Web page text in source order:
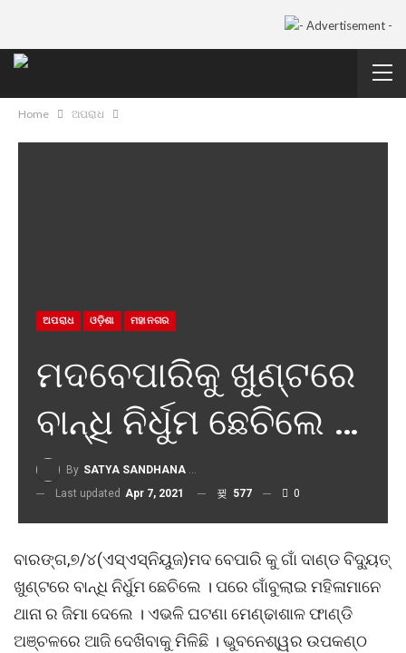
Home ଅପରାଧ
ଅପରାଧ ଓଡ଼ିଶା ମହାନଗର
ମଦବେପାରିକୁ ଖୁଣ୍ଟରେ
ବାନ୍ଧି ନିର୍ଧୁମ ଛେଚିଲେ …
By SATYA SANDHANA DESK
Last updated Apr 7, 2021 577 0
ବାରଙ୍ଗ,୭/୪(ଏସ୍‌ଏସ୍‌ନିୟୁଜ)ମଦ ବେପାରି କୁ ଗାଁ ଦାଣ୍ଡ ବିଦ୍ୟୁତ୍
ଖୁଣ୍ଟରେ ବାନ୍ଧି ନିର୍ଧୁମ ଛେଚିଲେ । ପରେ ଗାଁବୁଲାଇ ମହିଳାମାନେ
ଥାନା ର ଜିମା ଦେଲେ । ଏଭଳି ଘଟଣା ମେଣ୍ଢାଶାଳ ଫାଣ୍ଡି
ଅଞ୍ଚଳରେ ଆଜି ଦେଖିବାକୁ ମିଳିଛି । ଭୁବନେଶ୍ୱର ଉପକଣ୍ଠ